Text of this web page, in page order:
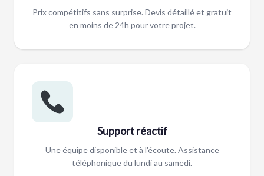
Prix compétitifs sans surprise. Devis détaillé et gratuit
en moins de 24h pour votre projet.
Support réactif
Une équipe disponible et à l'écoute. Assistance
téléphonique du lundi au samedi.